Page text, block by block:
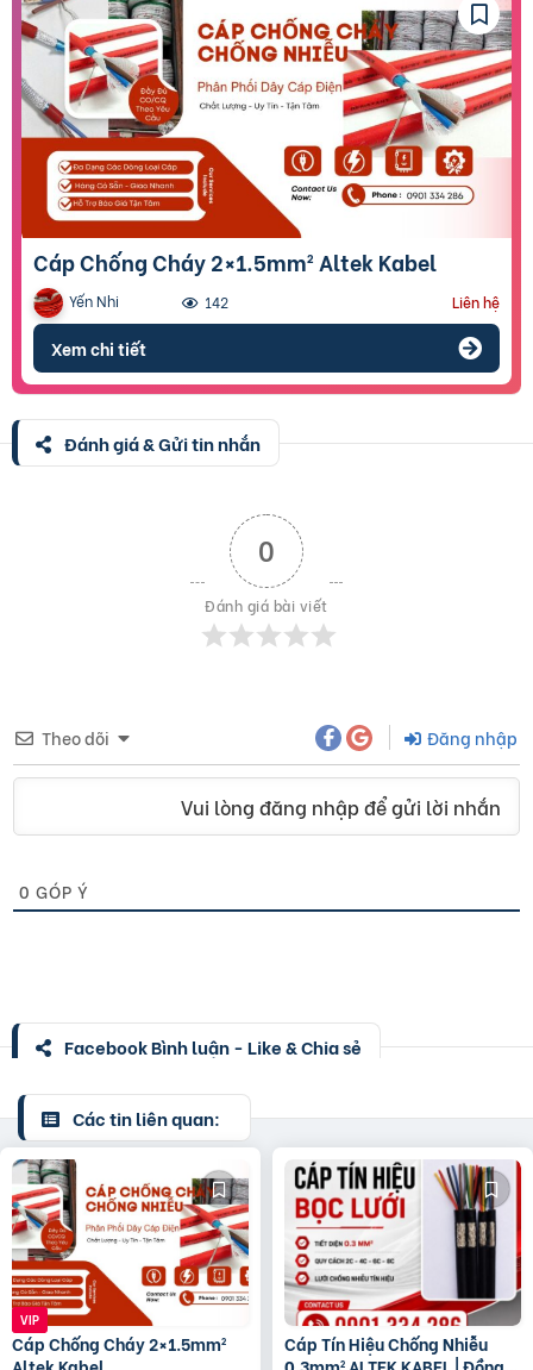
Cáp Chống Cháy 2×1.5mm² Altek Kabel
Yến Nhi 142 Liên hệ
Xem chi tiết
Đánh giá & Gửi tin nhắn
0
Đánh giá bài viết
Theo dõi Đăng nhập
Vui lòng đăng nhập để gửi lời nhắn
0 GÓP Ý
Facebook Bình luận - Like & Chia sẻ
Các tin liên quan:
Cáp Chống Cháy 2×1.5mm²
Cáp Tín Hiệu Chống Nhiễu